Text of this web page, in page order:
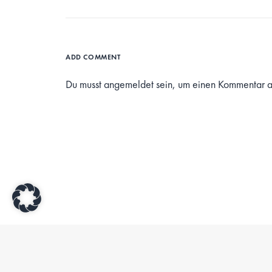
ADD COMMENT
Du musstangemeldetsein, um einen Kommentar